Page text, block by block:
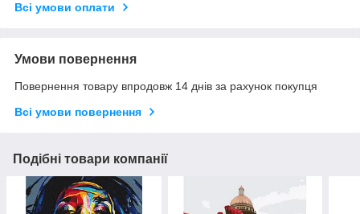
Всі умови оплати
Умови повернення
Повернення товару впродовж 14 днів за рахунок покупця
Всі умови повернення
Подібні товари компанії